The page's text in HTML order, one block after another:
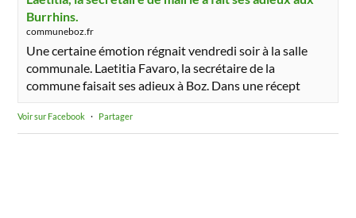
Burrhins.
communeboz.fr
Une certaine émotion régnait vendredi soir à la salle
communale. Laetitia Favaro, la secrétaire de la
commune faisait ses adieux à Boz. Dans une récept
Voir sur Facebook · Partager